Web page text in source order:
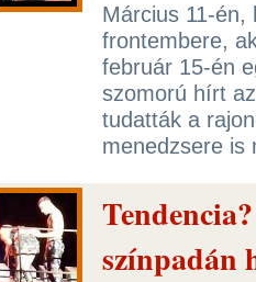
Március 11-én,
frontembere,
február 15-én
szomorú hírt
tudatták a
menedzsere
színpadán